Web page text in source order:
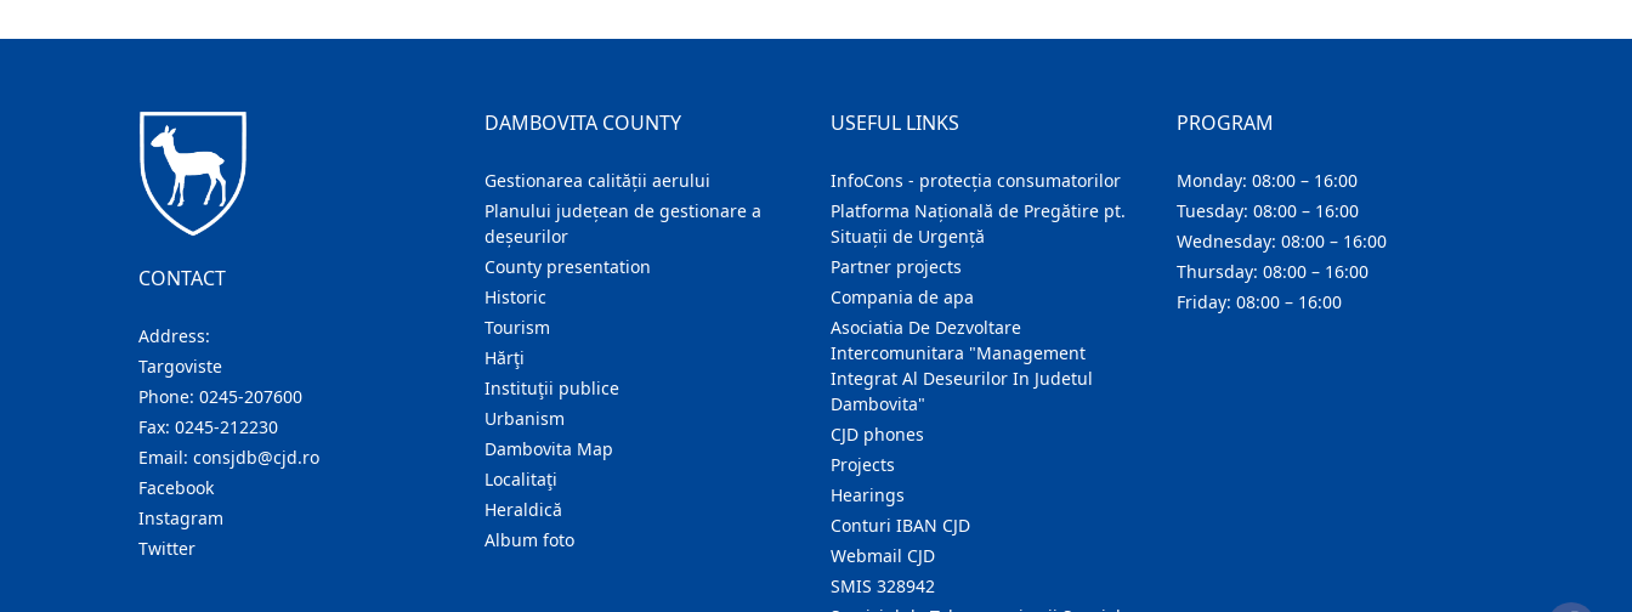
CONTACT
Address:
Targoviste
Phone: 0245-207600
Fax: 0245-212230
Email: consjdb@cjd.ro
Facebook
Instagram
Twitter
DAMBOVITA COUNTY
Gestionarea calității aerului
Planului județean de gestionare a
deșeurilor
County presentation
Historic
Tourism
Hărţi
Instituţii publice
Urbanism
Dambovita Map
Localitaţi
Heraldică
Album foto
USEFUL LINKS
InfoCons - protecția consumatorilor
Platforma Națională de Pregătire pt.
Situații de Urgență
Partner projects
Compania de apa
Asociatia De Dezvoltare
Intercomunitara "Management
Integrat Al Deseurilor In Judetul
Dambovita"
CJD phones
Projects
Hearings
Conturi IBAN CJD
Webmail CJD
SMIS 328942
PROGRAM
Monday: 08:00 – 16:00
Tuesday: 08:00 – 16:00
Wednesday: 08:00 – 16:00
Thursday: 08:00 – 16:00
Friday: 08:00 – 16:00